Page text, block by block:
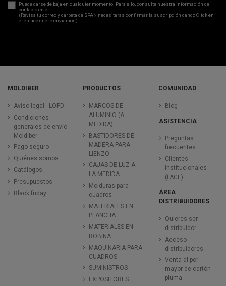
Puede darse de baja en cualquier momento. Para ello, consulte nuestra información de
contacto en el
(Revisa tu correo y carpeta de SPAN necesitaras confirmar la suscripción dando Click en
el enlace que te enviamos)
MOLDIBER
Aviso legal - LOPD
Condiciones
generales de envío
Moldiber
Pago seguro
Quiénes somos
Catálogos
Presupuestos
Black friday
PRODUCTOS
MARCOS DE
ALUMINIO (A
MEDIDA)
BASTIDORES DE
MADERA PARA
LIENZO
CAJAS DE LUZ A
LA MEDIDA
Molduras para
cuadros
MATERIALES EN
PLANCHA
MATERIALES EN
BOBINA
MAQUINARIA PARA
CUADROS
SUMINISTROS
EXPOSITORES
COMUNIDAD
Blog
ASISTENCIA
Preguntas
frecuentes
Clientes
institucionales
(FACE)
ÁREA
DISTRIBUIDORES
Quieres ser
distribuidor
Acceso
distribuidores
Venta al por
mayor de cartón
pluma